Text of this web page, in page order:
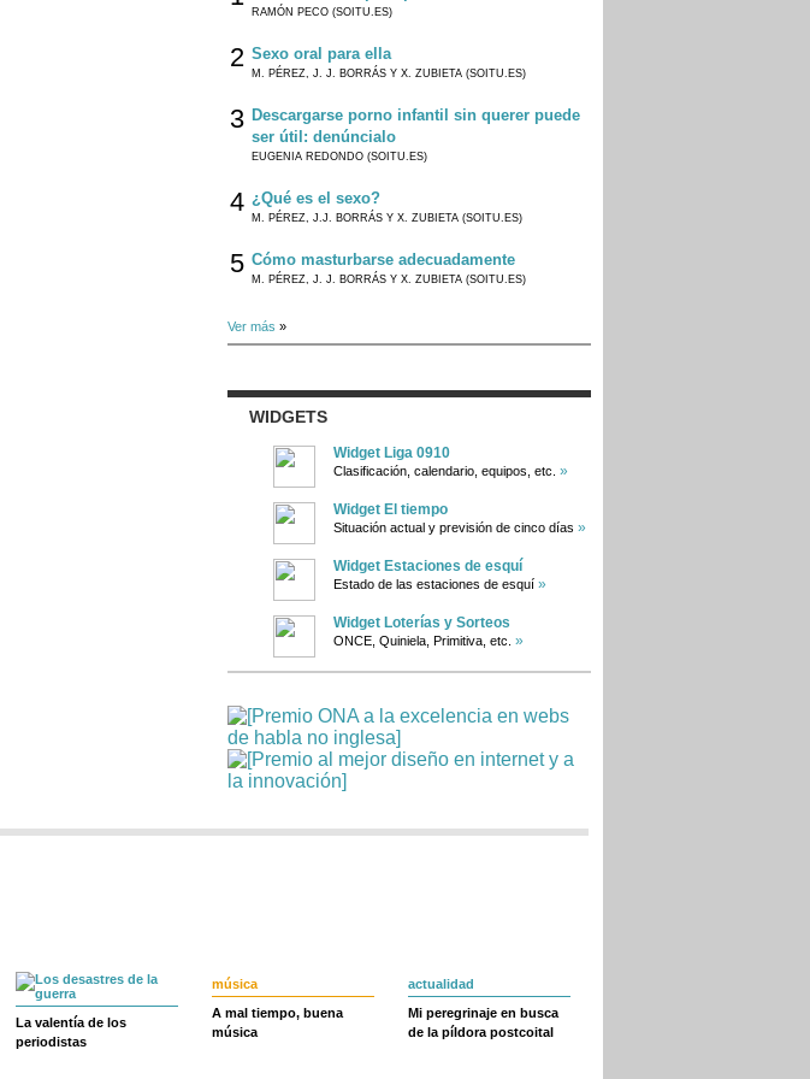
RAMÓN PECO (SOITU.ES)
2 Sexo oral para ella
M. PÉREZ, J. J. BORRÁS Y X. ZUBIETA (SOITU.ES)
3 Descargarse porno infantil sin querer puede
ser útil: denúncialo
EUGENIA REDONDO (SOITU.ES)
4 ¿Qué es el sexo?
M. PÉREZ, J.J. BORRÁS Y X. ZUBIETA (SOITU.ES)
5 Cómo masturbarse adecuadamente
M. PÉREZ, J. J. BORRÁS Y X. ZUBIETA (SOITU.ES)
Ver más »
WIDGETS
Widget Liga 0910
Clasificación, calendario, equipos, etc. »
Widget El tiempo
Situación actual y previsión de cinco días »
Widget Estaciones de esquí
Estado de las estaciones de esquí »
Widget Loterías y Sorteos
ONCE, Quiniela, Primitiva, etc. »
La valentía de los
periodistas
música
A mal tiempo, buena
música
actualidad
Mi peregrinaje en busca
de la píldora postcoital